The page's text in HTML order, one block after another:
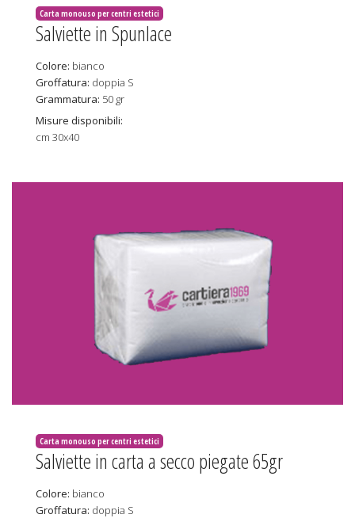
Carta monouso per centri estetici
Salviette in Spunlace
Colore: bianco
Groffatura: doppia S
Grammatura: 50 gr
Misure disponibili:
cm 30x40
Carta monouso per centri estetici
Salviette in carta a secco piegate 65gr
Colore: bianco
Groffatura: doppia S